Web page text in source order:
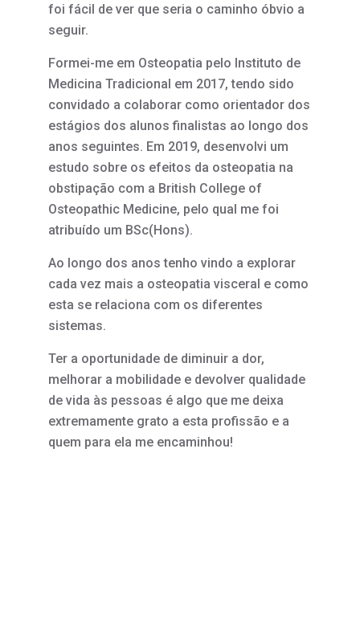
foi fácil de ver que seria o caminho óbvio a
seguir.
Formei-me em Osteopatia pelo Instituto de
Medicina Tradicional em 2017, tendo sido
convidado a colaborar como orientador dos
estágios dos alunos finalistas ao longo dos
anos seguintes. Em 2019, desenvolvi um
estudo sobre os efeitos da osteopatia na
obstipação com a British College of
Osteopathic Medicine, pelo qual me foi
atribuído um BSc(Hons).
Ao longo dos anos tenho vindo a explorar
cada vez mais a osteopatia visceral e como
esta se relaciona com os diferentes
sistemas.
Ter a oportunidade de diminuir a dor,
melhorar a mobilidade e devolver qualidade
de vida às pessoas é algo que me deixa
extremamente grato a esta profissão e a
quem para ela me encaminhou!